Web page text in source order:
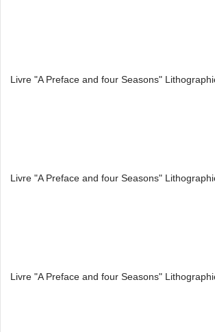
Livre "A Preface and four Seasons"
Livre "A Preface and four Seasons"
Livre "A Preface and four Seasons"